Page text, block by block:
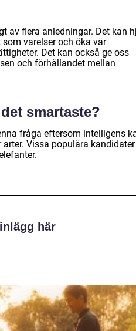
av flera anledningar. Det kan
varelser och öka vår
Det kan också ge oss
och förhållandet mellan
smartaste?
fråga eftersom intelligens
Vissa populära kandidater
här